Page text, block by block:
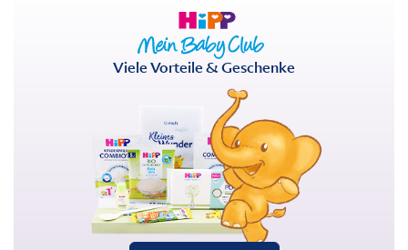
Viele Vorteile & Geschenke